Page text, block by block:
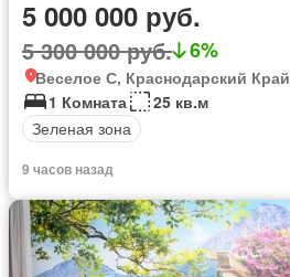
5 000 000 руб.
5 300 000 руб. 6%
Веселое С, Краснодарский Край
1 Комната
25 кв.м
Зеленая зона
9 часов назад